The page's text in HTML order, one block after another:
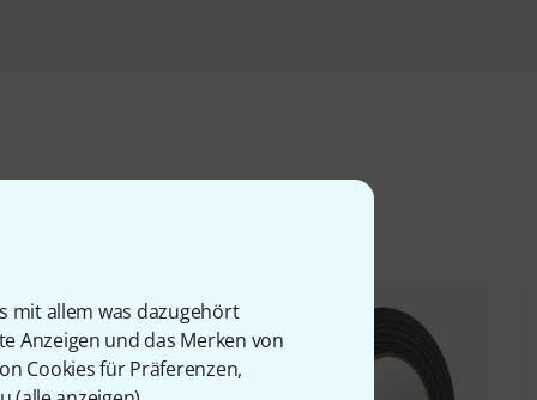
mit allem was dazugehört
Anzeigen und das Merken von
Cookies für Präferenzen,